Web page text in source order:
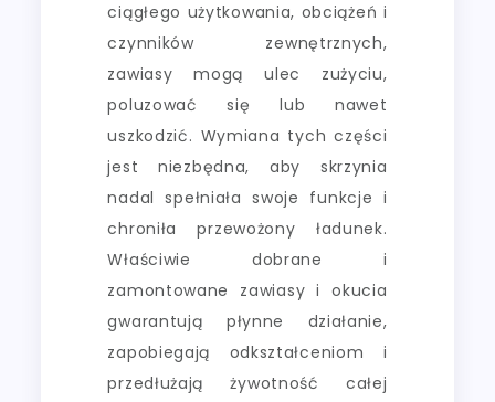
ciągłego użytkowania, obciążeń i
czynników zewnętrznych,
zawiasy mogą ulec zużyciu,
poluzować się lub nawet
uszkodzić. Wymiana tych części
jest niezbędna, aby skrzynia
nadal spełniała swoje funkcje i
chroniła przewożony ładunek.
Właściwie dobrane i
zamontowane zawiasy i okucia
gwarantują płynne działanie,
zapobiegają odkształceniom i
przedłużają żywotność całej